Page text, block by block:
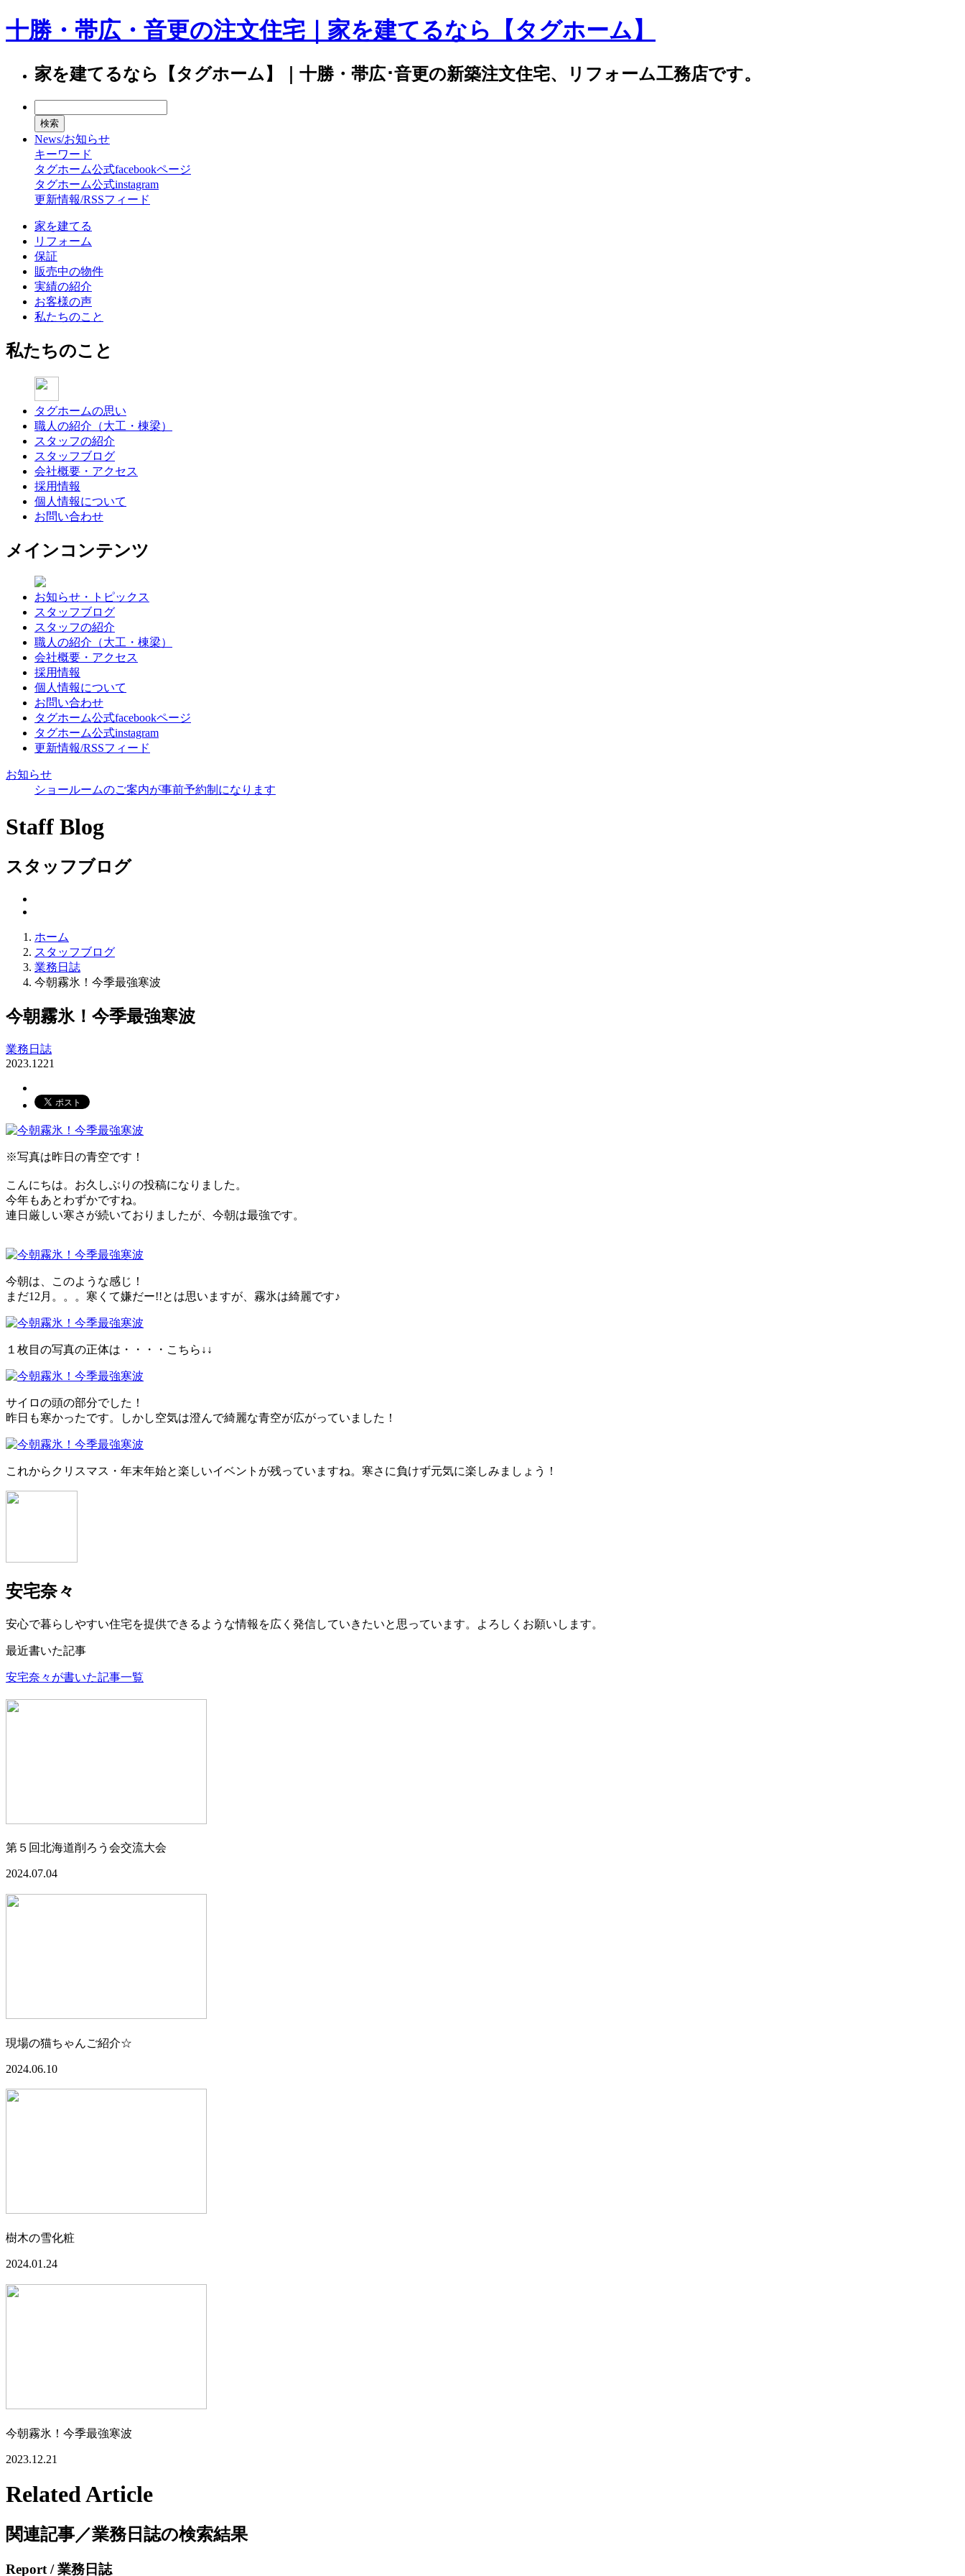
十勝・帯広・音更の注文住宅｜家を建てるなら【タグホーム】
家を建てるなら【タグホーム】｜十勝・帯広･音更の新築注文住宅、リフォーム工務店です。
News/お知らせ
キーワード
タグホーム公式facebookページ
タグホーム公式instagram
更新情報/RSSフィード
家を建てる
リフォーム
保証
販売中の物件
実績の紹介
お客様の声
私たちのこと
私たちのこと
タグホームの思い
職人の紹介（大工・棟梁）
スタッフの紹介
スタッフブログ
会社概要・アクセス
採用情報
個人情報について
お問い合わせ
メインコンテンツ
お知らせ・トピックス
スタッフブログ
スタッフの紹介
職人の紹介（大工・棟梁）
会社概要・アクセス
採用情報
個人情報について
お問い合わせ
タグホーム公式facebookページ
タグホーム公式instagram
更新情報/RSSフィード
お知らせ
ショールームのご案内が事前予約制になります
Staff Blog
スタッフブログ
ホーム
スタッフブログ
業務日誌
今朝霧氷！今季最強寒波
今朝霧氷！今季最強寒波
業務日誌
2023.1221
※写真は昨日の青空です！
こんにちは。お久しぶりの投稿になりました。
今年もあとわずかですね。
連日厳しい寒さが続いておりましたが、今朝は最強です。
今朝は、このような感じ！
まだ12月。。。寒くて嫌だー!!とは思いますが、霧氷は綺麗です♪
１枚目の写真の正体は・・・・こちら↓↓
サイロの頭の部分でした！
昨日も寒かったです。しかし空気は澄んで綺麗な青空が広がっていました！
これからクリスマス・年末年始と楽しいイベントが残っていますね。寒さに負けず元気に楽しみましょう！
安宅奈々
安心で暮らしやすい住宅を提供できるような情報を広く発信していきたいと思っています。よろしくお願いします。
最近書いた記事
安宅奈々が書いた記事一覧
第５回北海道削ろう会交流大会
2024.07.04
現場の猫ちゃんご紹介☆
2024.06.10
樹木の雪化粧
2024.01.24
今朝霧氷！今季最強寒波
2023.12.21
Related Article
関連記事／業務日誌の検索結果
Report/ 業務日誌